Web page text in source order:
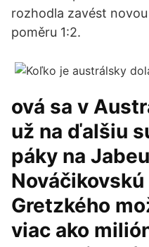
rozhodla zavést
poměru 1:2.
ová sa v
už na ďalšiu
páky na
Gretzkého
viac ako